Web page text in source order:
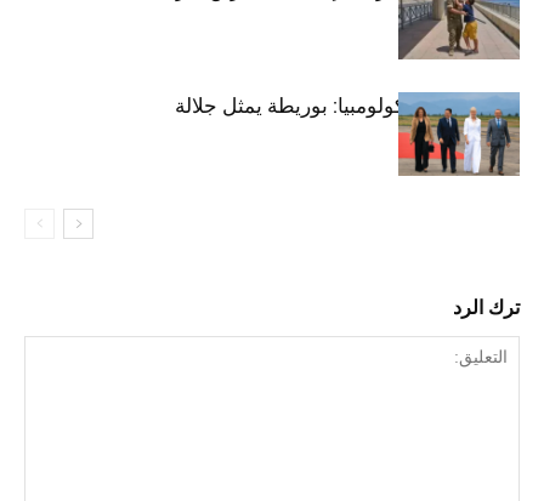
المصحوبين
تنصيب رئيس كولومبيا: بوريطة يمثل جلالة
الملك
ترك الرد